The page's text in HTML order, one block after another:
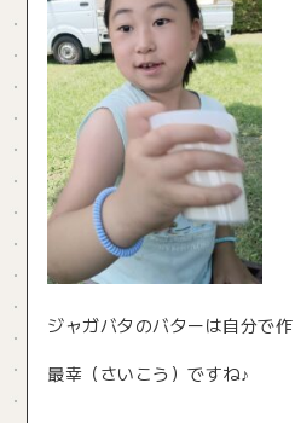
ジャガバタのバターは自分で
最幸（さいこう）ですね♪